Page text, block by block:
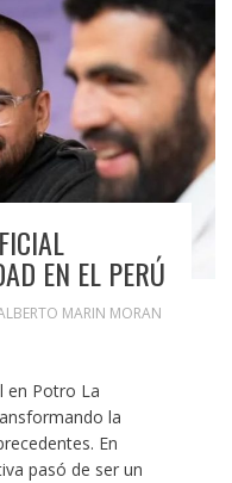
EN EL PERÚ
MARIN MORAN
en Potro La
la
En
pasó de ser un